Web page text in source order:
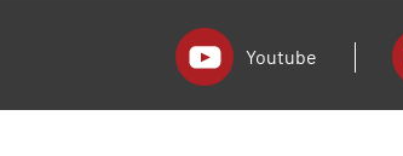
Youtube